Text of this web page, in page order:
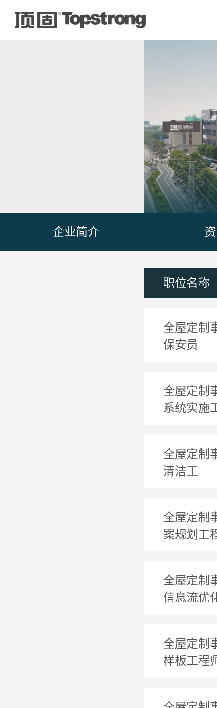
企业简介
职位名称
全屋定制
保安员
全屋定制
系统实施
全屋定制
清洁工
全屋定制
案规划工
全屋定制
信息流优
全屋定制
样板工程